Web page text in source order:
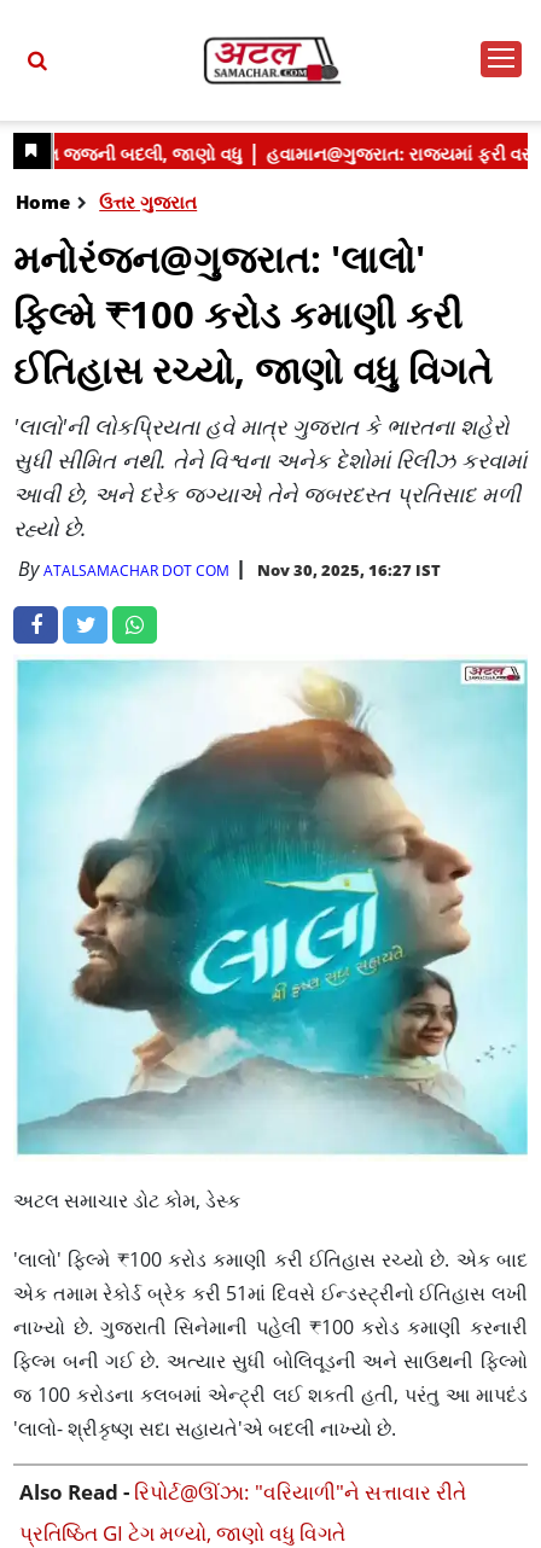
Home ઉત્તર ગુજરાત
મનોરંજન@ગુજરાત: 'લાલો'
ફિલ્મે ₹100 કરોડ કમાણી કરી
ઈતિહાસ રચ્યો, જાણો વધુ વિગતે
'લાલો'ની લોકપ્રિયતા હવે માત્ર ગુજરાત કે ભારતના શહેરો
સુધી સીમિત નથી. તેને વિશ્વના અનેક દેશોમાં રિલીઝ કરવામાં
આવી છે, અને દરેક જગ્યાએ તેને જબરદસ્ત પ્રતિસાદ મળી
રહ્યો છે.
ByATALSAMACHAR DOT COM Nov 30, 2025, 16:27 IST
અટલ સમાચાર ડોટ કોમ, ડેસ્ક
'લાલો' ફિલ્મે ₹100 કરોડ કમાણી કરી ઈતિહાસ રચ્યો છે. એક બાદ
એક તમામ રેકોર્ડ બ્રેક કરી 51માં દિવસે ઈન્ડસ્ટ્રીનો ઈતિહાસ લખી
નાખ્યો છે. ગુજરાતી સિનેમાની પહેલી ₹100 કરોડ કમાણી કરનારી
ફિલ્મ બની ગઈ છે. અત્યાર સુધી બોલિવૂડની અને સાઉથની ફિલ્મો
જ 100 કરોડના કલબમાં એન્ટ્રી લઈ શકતી હતી, પરંતુ આ માપદંડ
'લાલો- શ્રીકૃષ્ણ સદા સહાયતે'એ બદલી નાખ્યો છે.
Also Read - રિપોર્ટ@ઊંઝા: "વરિયાળી"ને સત્તાવાર રીતે
પ્રતિષ્ઠિત GI ટેગ મળ્યો, જાણો વધુ વિગતે